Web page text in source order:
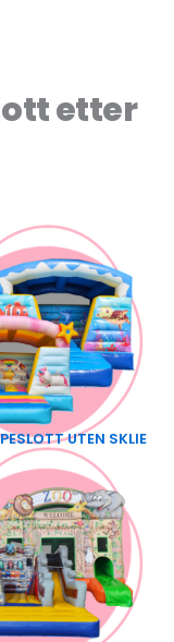
etter
UTEN SKLIE